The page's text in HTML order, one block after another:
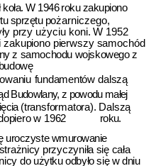
koła. W 1946 roku zakupiono
sprzętu pożarniczego,
przy użyciu koni. W 1952
pierwszy samochód
z samochodu wojskowego z
fundamentów dalszą
Budowlany, z powodu małej
(transformatora). Dalszą
w 1962
roku.
uroczyste wmurowanie
przyczyniła się cała
do użytku odbyło się w dniu